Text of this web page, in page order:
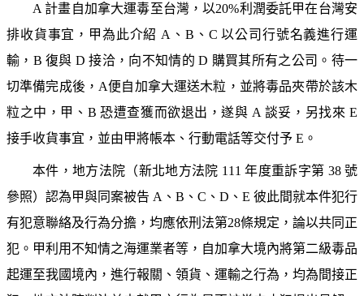
A 計畫自加拿大運毒至台灣，以20%利潤委託甲在台灣安
排收貨事宜，甲為此介紹 A、B、C 以公司行號名義進行運
輸，B 復與 D 接洽，向不知情的 D 購買其所有之公司。待一
切準備完成後，A便自加拿大運送木粒，並將毒品夾帶於該木
粒之中，甲、B 恐遭查獲而欲退出，遂與 A 談妥，另找來 E
接手收貨事宜，並由甲將帳本、行動電話等交付予 E。
本件，地方法院（新北地方法院 111 年度重訴字第 38 號
參照）認為甲與同案被告 A、B、C、D、E 彼此間就本件犯行
有犯意聯絡及行為分擔，均應依刑法第28條規定，論以共同正
犯。甲利用不知情之海運業者等，自加拿大境內將第二級毒品
起運至我國境內，進行報關、領貨、運輸之行為，均為間接正